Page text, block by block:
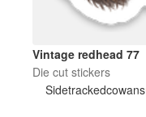
सैंपल
Vintage redhead 77
Die cut stickers
Sidetrackedcowans